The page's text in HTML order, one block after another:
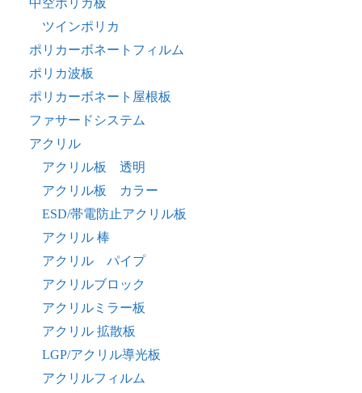
ツインポリカ
ポリカーボネートフィルム
ポリカ波板
ポリカーボネート屋根板
ファサードシステム
アクリル
アクリル板 透明
アクリル板 カラー
ESD/帯電防止アクリル板
アクリル 棒
アクリル パイプ
アクリルブロック
アクリルミラー板
アクリル 拡散板
LGP/アクリル導光板
アクリルフィルム